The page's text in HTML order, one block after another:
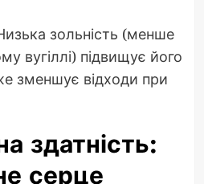
зольність (менше
вугіллі) підвищує його
зменшує відходи при
здатність:
серце